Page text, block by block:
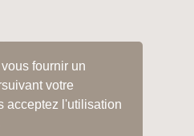
fournir un
votre
acceptez l'utilisation